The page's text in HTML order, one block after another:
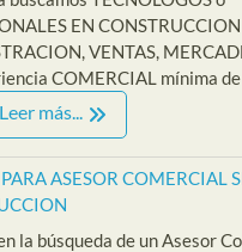
EN
VENTAS,
COMERCIAL mínima
Leer más...
ASESOR COMERCIAL
la búsqueda de un Asesor